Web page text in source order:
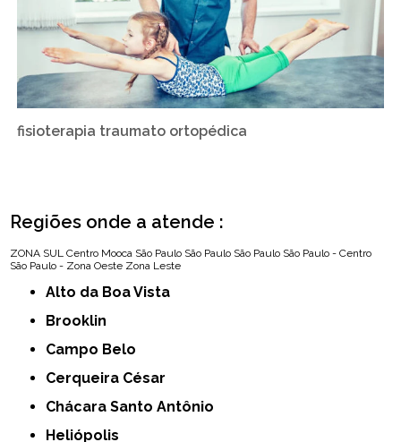
fisioterapia traumato ortopédica
Regiões onde a atende :
ZONA SUL Centro Mooca São Paulo São Paulo São Paulo São Paulo - Centro
São Paulo - Zona Oeste Zona Leste
Alto da Boa Vista
Brooklin
Campo Belo
Cerqueira César
Chácara Santo Antônio
Heliópolis